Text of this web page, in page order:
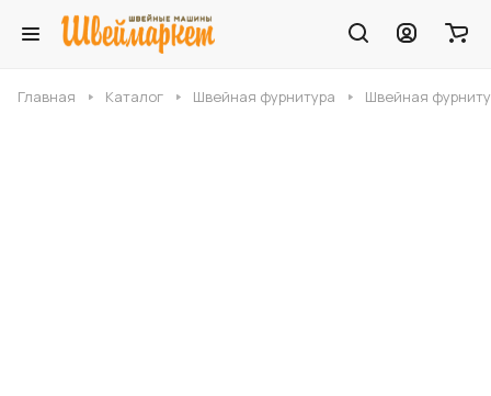
Главная Каталог Швейная фурнитура Швейная